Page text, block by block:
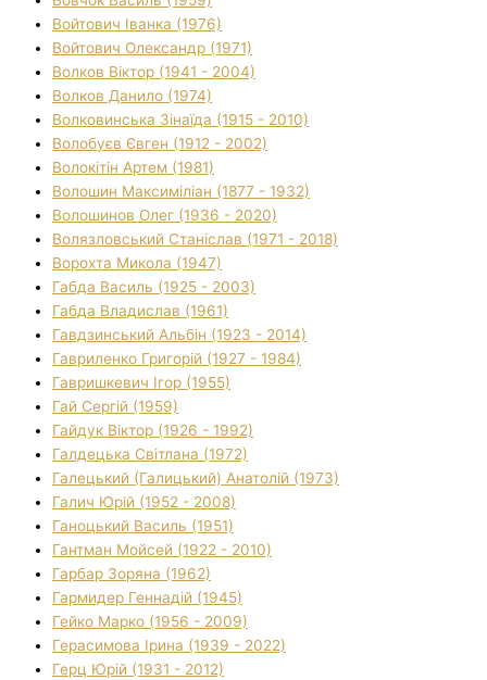
Войтович Іванка (1976)
Войтович Олександр (1971)
Волков Віктор (1941 - 2004)
Волков Данило (1974)
Волковинська Зінаїда (1915 - 2010)
Волобуєв Євген (1912 - 2002)
Волокітін Артем (1981)
Волошин Максиміліан (1877 - 1932)
Волошинов Олег (1936 - 2020)
Волязловський Станіслав (1971 - 2018)
Ворохта Микола (1947)
Габда Василь (1925 - 2003)
Габда Владислав (1961)
Гавдзинський Альбін (1923 - 2014)
Гавриленко Григорій (1927 - 1984)
Гавришкевич Ігор (1955)
Гай Сергій (1959)
Гайдук Віктор (1926 - 1992)
Галдецька Світлана (1972)
Галецький (Галицький) Анатолій (1973)
Галич Юрій (1952 - 2008)
Ганоцький Василь (1951)
Гантман Мойсей (1922 - 2010)
Гарбар Зоряна (1962)
Гармидер Геннадій (1945)
Гейко Марко (1956 - 2009)
Герасимова Ірина (1939 - 2022)
Герц Юрій (1931 - 2012)